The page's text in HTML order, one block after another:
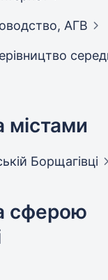
АГВ
містами
Борщагівці
сферою